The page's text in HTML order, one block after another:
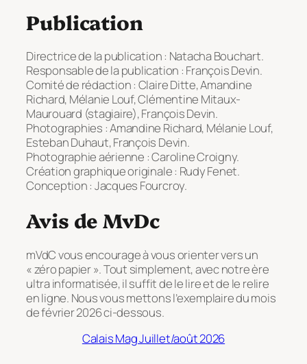
Publication
Directrice de la publication : Natacha Bouchart.
Responsable de la publication : François Devin.
Comité de rédaction : Claire Ditte, Amandine
Richard, Mélanie Louf, Clémentine Mitaux-
Maurouard (stagiaire), François Devin.
Photographies : Amandine Richard, Mélanie Louf,
Esteban Duhaut, François Devin.
Photographie aérienne : Caroline Croigny.
Création graphique originale : Rudy Fenet.
Conception : Jacques Fourcroy.
Avis de MvDc
mVdC vous encourage à vous orienter vers un
« zéro papier ». Tout simplement, avec notre ère
ultra informatisée, il suffit de le lire et de le relire
en ligne. Nous vous mettons l’exemplaire du mois
de février 2026 ci-dessous.
Calais Mag Juillet/août 2026